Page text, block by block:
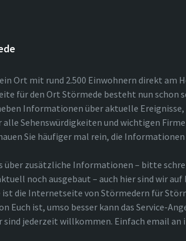
Ort mit rund 2.500 Einwohnern direkt am
für den Ort Störmede besteht nun schon
Informationen über aktuelle
alle Sehenswürdigkeiten und wichtigen
Sie häufiger mal rein, die
über zusätzliche Informationen – bitte
noch ausgebaut – auch hier sind wir auf
ist die Internetseite von Störmedern für
Euch ist, umso besser kann das Service-
sind jederzeit willkommen. Einfach email an